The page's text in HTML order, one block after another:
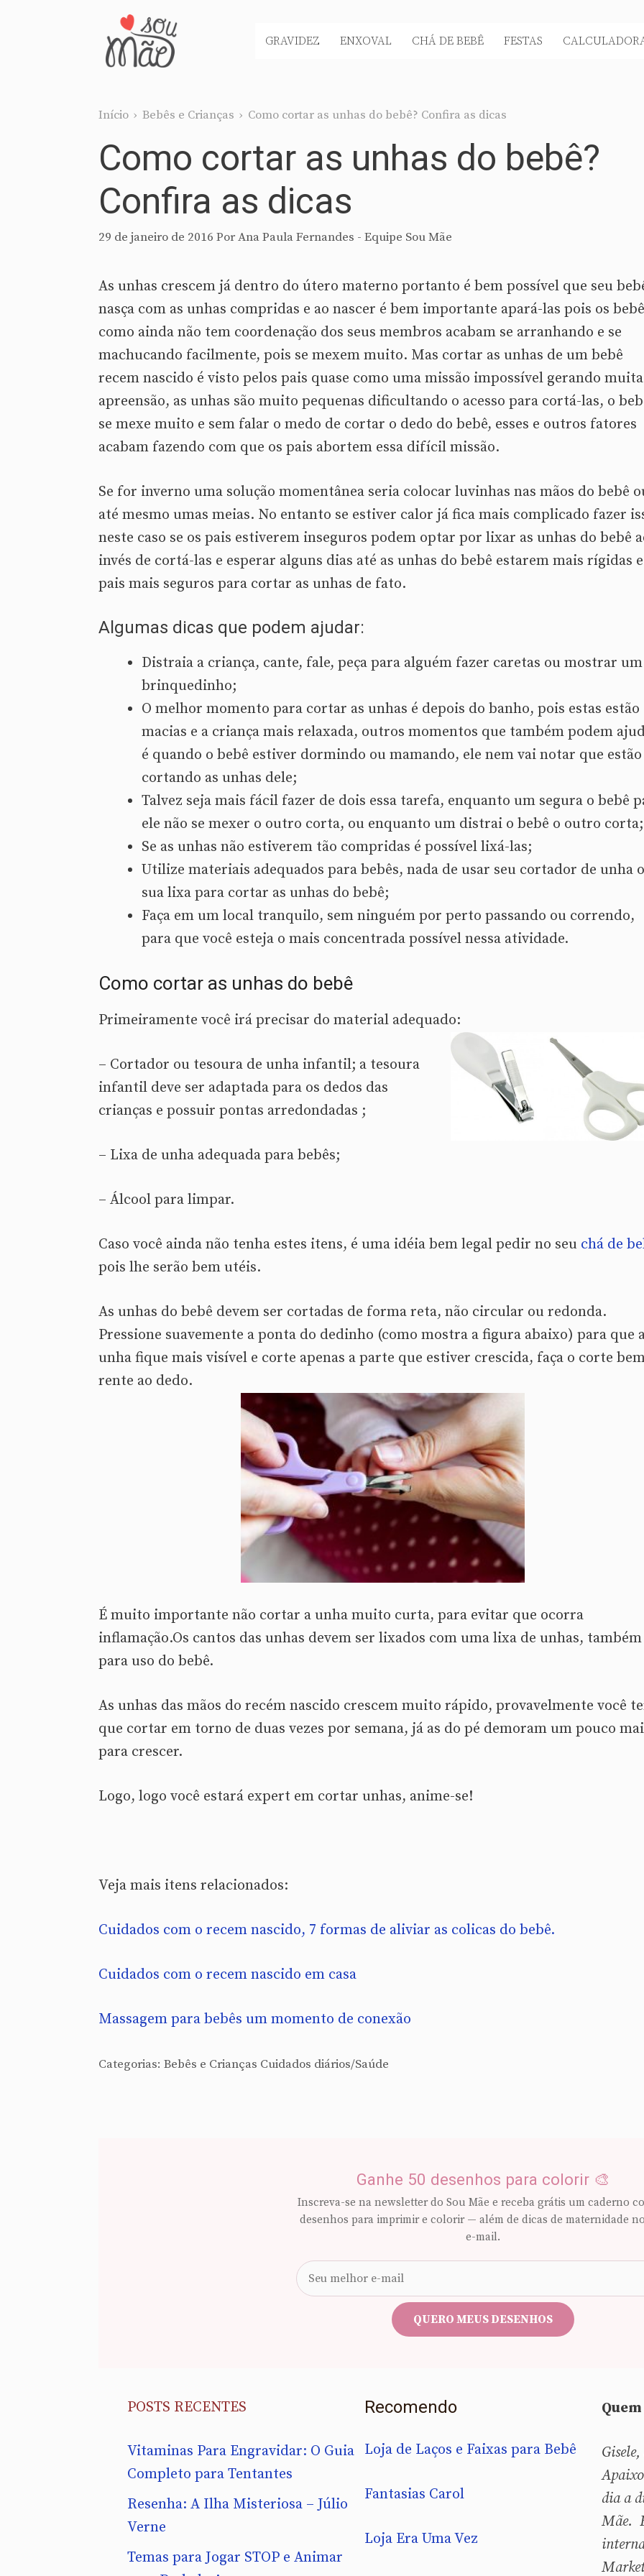
GRAVIDEZ ENXOVAL CHÁ DE BEBÊ FESTAS
Início › Bebês e Crianças › Como cortar as unhas do bebê? Confira as dicas
Como cortar as unhas do bebê?
Confira as dicas
29 de janeiro de 2016 PorAna Paula Fernandes - Equipe Sou Mãe
As unhas crescem já dentro do útero materno portanto é bem possível que seu
nasça com as unhas compridas e ao nascer é bem importante apará-las pois os
como ainda não tem coordenação dos seus membros acabam se arranhando e se
machucando facilmente, pois se mexem muito. Mas cortar as unhas de um bebê
recem nascido é visto pelos pais quase como uma missão impossível gerando muita
apreensão, as unhas são muito pequenas dificultando o acesso para cortá-las, o
se mexe muito e sem falar o medo de cortar o dedo do bebê, esses e outros fatores
acabam fazendo com que os pais abortem essa difícil missão.
Se for inverno uma solução momentânea seria colocar luvinhas nas mãos do bebê
até mesmo umas meias. No entanto se estiver calor já fica mais complicado fazer
neste caso se os pais estiverem inseguros podem optar por lixar as unhas do bebê
invés de cortá-las e esperar alguns dias até as unhas do bebê estarem mais rígidas
pais mais seguros para cortar as unhas de fato.
Algumas dicas que podem ajudar:
Distraia a criança, cante, fale, peça para alguém fazer caretas ou mostrar um
brinquedinho;
O melhor momento para cortar as unhas é depois do banho, pois estas estão
macias e a criança mais relaxada, outros momentos que também podem
é quando o bebê estiver dormindo ou mamando, ele nem vai notar que estão
cortando as unhas dele;
Talvez seja mais fácil fazer de dois essa tarefa, enquanto um segura o bebê
ele não se mexer o outro corta, ou enquanto um distrai o bebê o outro corta;
Se as unhas não estiverem tão compridas é possível lixá-las;
Utilize materiais adequados para bebês, nada de usar seu cortador de unha
sua lixa para cortar as unhas do bebê;
Faça em um local tranquilo, sem ninguém por perto passando ou correndo,
para que você esteja o mais concentrada possível nessa atividade.
Como cortar as unhas do bebê
Primeiramente você irá precisar do material adequado:
– Cortador ou tesoura de unha infantil; a tesoura
infantil deve ser adaptada para os dedos das
crianças e possuir pontas arredondadas ;
– Lixa de unha adequada para bebês;
– Álcool para limpar.
Caso você ainda não tenha estes itens, é uma idéia bem legal pedir no seu chá de
pois lhe serão bem utéis.
As unhas do bebê devem ser cortadas de forma reta, não circular ou redonda.
Pressione suavemente a ponta do dedinho (como mostra a figura abaixo) para que
unha fique mais visível e corte apenas a parte que estiver crescida, faça o corte
rente ao dedo.
É muito importante não cortar a unha muito curta, para evitar que ocorra
inflamação.Os cantos das unhas devem ser lixados com uma lixa de unhas, também
para uso do bebê.
As unhas das mãos do recém nascido crescem muito rápido, provavelmente você
que cortar em torno de duas vezes por semana, já as do pé demoram um pouco
para crescer.
Logo, logo você estará expert em cortar unhas, anime-se!
Veja mais itens relacionados:
Cuidados com o recem nascido, 7 formas de aliviar as colicas do bebê.
Cuidados com o recem nascido em casa
Massagem para bebês um momento de conexão
Categorias: Bebês e Crianças Cuidados diários/Saúde
Ganhe 50 desenhos para colorir 🎨
Inscreva-se na newsletter do Sou Mãe e receba grátis um caderno
desenhos para imprimir e colorir — além de dicas de maternidade
e-mail.
e-
mail
QUERO MEUS DESENHOS
POSTS RECENTES
Vitaminas Para Engravidar: O Guia
Completo para Tentantes
Resenha: A Ilha Misteriosa – Júlio
Verne
Temas para Jogar STOP e Animar
Recomendo
Loja de Laços e Faixas para Bebê
Fantasias Carol
Loja Era Uma Vez
Quem
dia a
Mãe.